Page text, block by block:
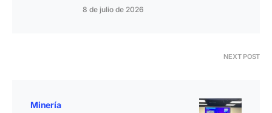
8 de julio de 2026
NEXT POST
Minería